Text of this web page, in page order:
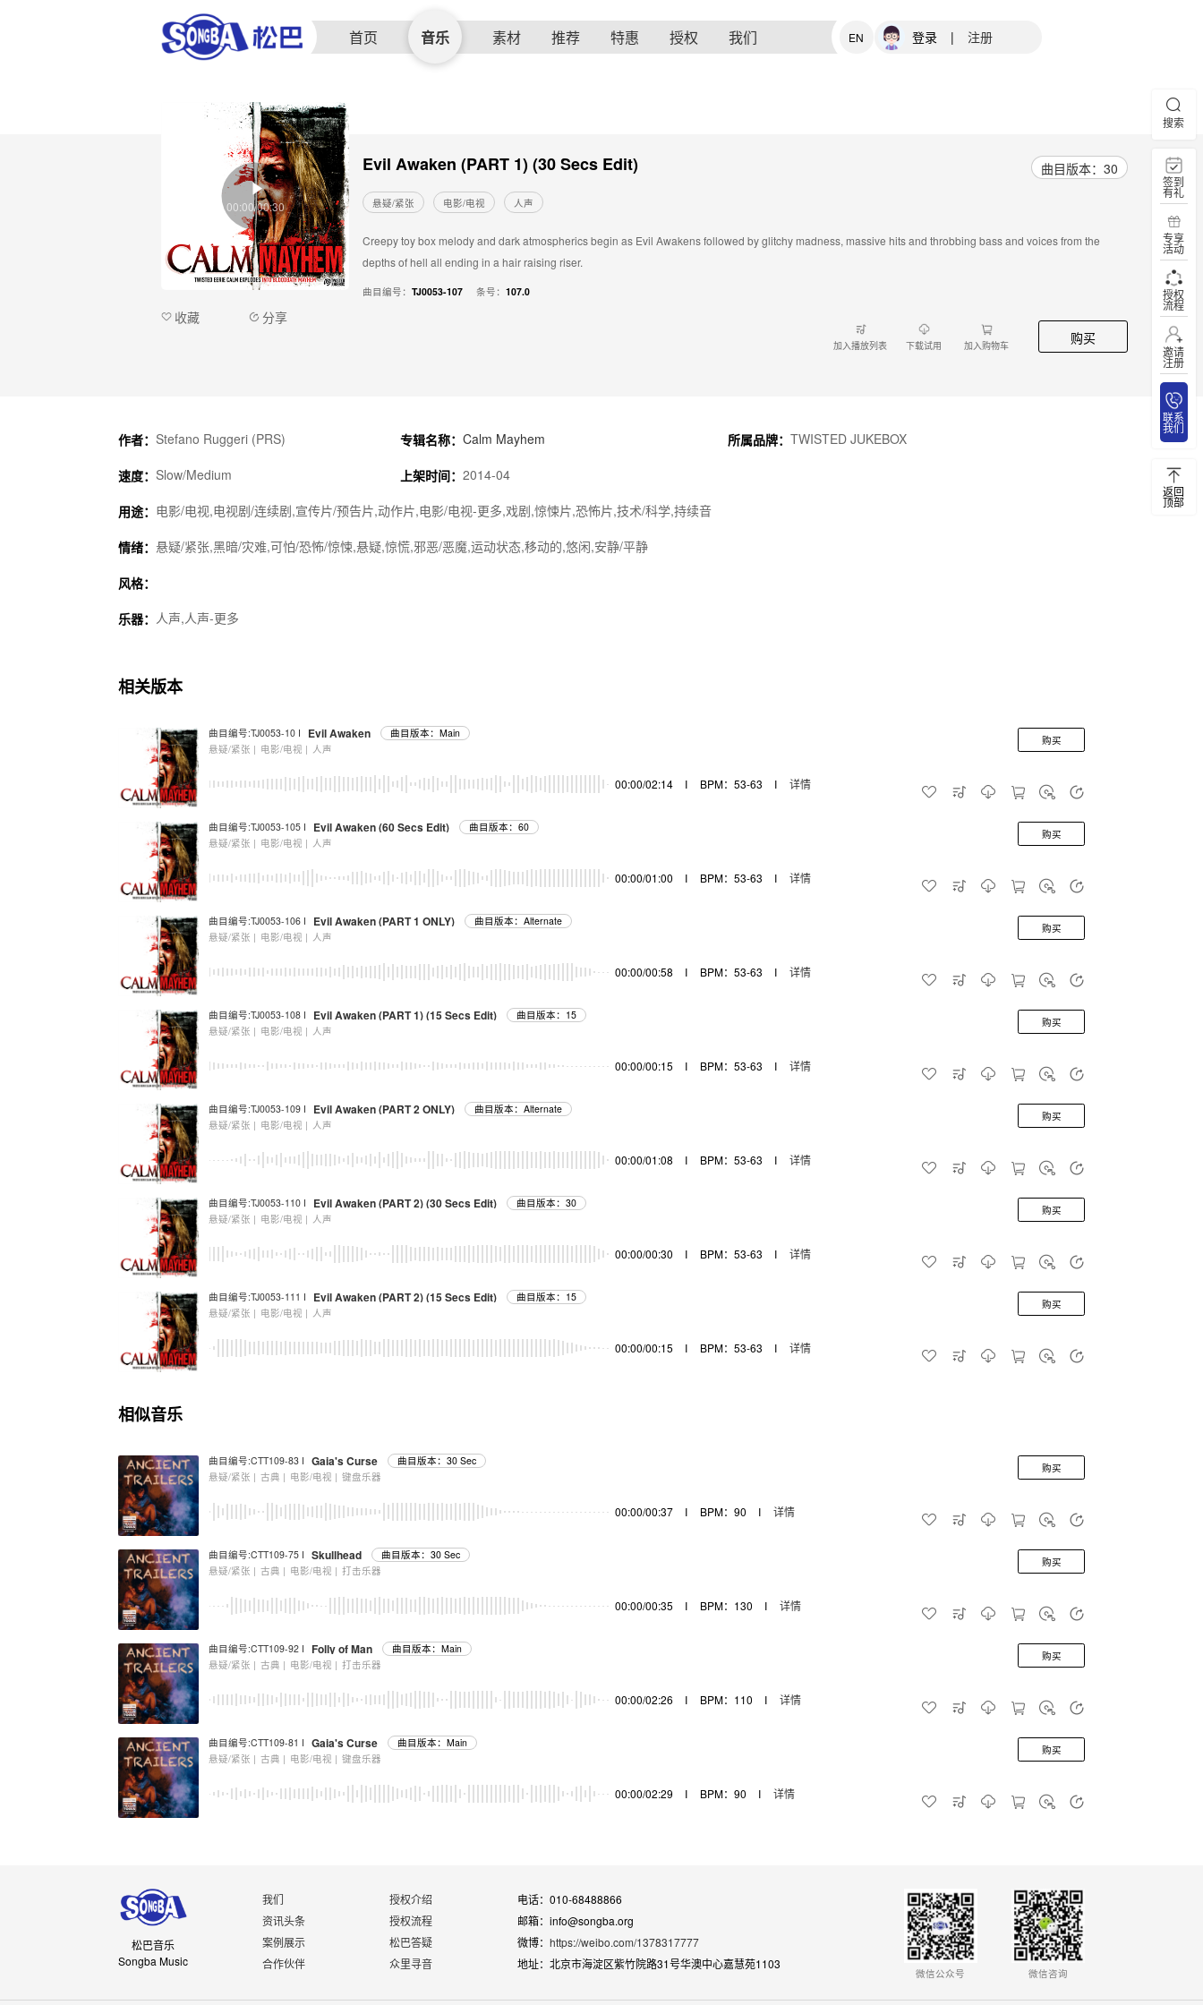
首页 音乐 素材 推荐 特惠 授权 我们 EN 登录 | 注册
Evil Awaken (PART 1) (30 Secs Edit) 曲目版本：30
悬疑/紧张 电影/电视 人声
Creepy toy box melody and dark atmospherics begin as Evil Awakens followed by glitchy madness, massive hits and throbbing bass and voices from the
depths of hell all ending in a hair raising riser.
曲目编号： TJ0053-107 条号： 107.0
加入播放列表 下载试用 加入购物车 购买
00:00/00:30
收藏 分享
作者： Stefano Ruggeri (PRS) 专辑名称： Calm Mayhem 所属品牌： TWISTED JUKEBOX
速度： Slow/Medium 上架时间： 2014-04
用途： 电影/电视,电视剧/连续剧,宣传片/预告片,动作片,电影/电视-更多,戏剧,惊悚片,恐怖片,技术/科学,持续音
情绪： 悬疑/紧张,黑暗/灾难,可怕/恐怖/惊悚,悬疑,惊慌,邪恶/恶魔,运动状态,移动的,悠闲,安静/平静
风格：
乐器： 人声,人声-更多
相关版本
曲目编号:TJ0053-10 I Evil Awaken
曲目版本：Main
悬疑/紧张 | 电影/电视 | 人声
00:00/02:14 I BPM：53-63 I 详情
购买
曲目编号:TJ0053-105 I Evil Awaken (60 Secs Edit)
曲目版本：60
悬疑/紧张 | 电影/电视 | 人声
00:00/01:00 I BPM：53-63 I 详情
购买
曲目编号:TJ0053-106 I Evil Awaken (PART 1 ONLY)
曲目版本：Alternate
悬疑/紧张 | 电影/电视 | 人声
00:00/00:58 I BPM：53-63 I 详情
购买
曲目编号:TJ0053-108 I Evil Awaken (PART 1) (15 Secs Edit)
曲目版本：15
悬疑/紧张 | 电影/电视 | 人声
00:00/00:15 I BPM：53-63 I 详情
购买
曲目编号:TJ0053-109 I Evil Awaken (PART 2 ONLY)
曲目版本：Alternate
悬疑/紧张 | 电影/电视 | 人声
00:00/01:08 I BPM：53-63 I 详情
购买
曲目编号:TJ0053-110 I Evil Awaken (PART 2) (30 Secs Edit)
曲目版本：30
悬疑/紧张 | 电影/电视 | 人声
00:00/00:30 I BPM：53-63 I 详情
购买
曲目编号:TJ0053-111 I Evil Awaken (PART 2) (15 Secs Edit)
曲目版本：15
悬疑/紧张 | 电影/电视 | 人声
00:00/00:15 I BPM：53-63 I 详情
购买
相似音乐
曲目编号:CTT109-83 I Gaia's Curse
曲目版本：30 Sec
悬疑/紧张 | 古典 | 电影/电视 | 键盘乐器
00:00/00:37 I BPM：90 I 详情
购买
曲目编号:CTT109-75 I Skullhead
曲目版本：30 Sec
悬疑/紧张 | 古典 | 电影/电视 | 打击乐器
00:00/00:35 I BPM：130 I 详情
购买
曲目编号:CTT109-92 I Folly of Man
曲目版本：Main
悬疑/紧张 | 古典 | 电影/电视 | 打击乐器
00:00/02:26 I BPM：110 I 详情
购买
曲目编号:CTT109-81 I Gaia's Curse
曲目版本：Main
悬疑/紧张 | 古典 | 电影/电视 | 键盘乐器
00:00/02:29 I BPM：90 I 详情
购买
松巴音乐
Songba Music
我们
资讯头条
案例展示
合作伙伴
授权介绍
授权流程
松巴答疑
众里寻音
电话：010-68488866
邮箱：info@songba.org
微博： https://weibo.com/1378317777
地址：北京市海淀区紫竹院路31号华澳中心嘉慧苑1103
微信公众号 微信咨询
搜索
签到
有礼
专享
活动
授权
流程
邀请
注册
联系
我们
返回
顶部